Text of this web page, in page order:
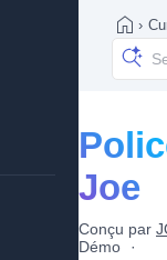
›
Joe
Conçu par
Démo